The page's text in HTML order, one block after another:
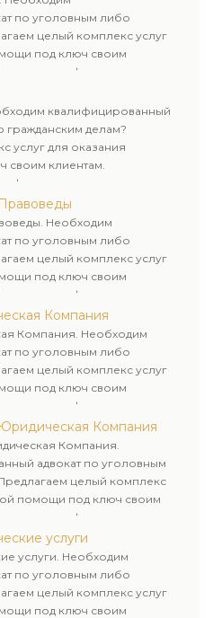
по уголовным либо
целый комплекс услуг
под ключ своим
физических и
подход к каждому
квалифицированный
гражданским делам?
услуг для оказания
своим клиентам.
физических и юридических
к каждому клиенту.
Необходим
по уголовным либо
целый комплекс услуг
под ключ своим
физических и
подход к каждому
Компания
Компания. Необходим
по уголовным либо
целый комплекс услуг
под ключ своим
физических и
подход к каждому
Компания
Компания.
адвокат по уголовным
целый комплекс
помощи под ключ своим
физических и
подход к каждому
услуги
услуги. Необходим
по уголовным либо
целый комплекс услуг
под ключ своим